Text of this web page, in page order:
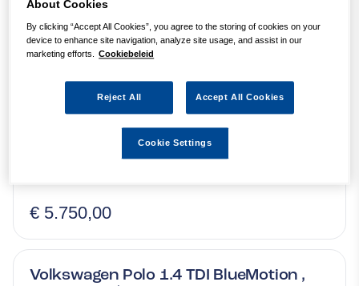
gevonden
Hyundai ix20 1.6i i-Vision , trekh , Incl
nw apk/beurt & 6 mnd garantie
172.670 km
€ 5.750,00
Volkswagen Polo 1.4 TDI BlueMotion ,
About Cookies
By clicking “Accept All Cookies”, you agree to the storing of cookies on your
device to enhance site navigation, analyze site usage, and assist in our
marketing efforts.
Cookiebeleid
Reject All Accept All Cookies
Cookie Settings